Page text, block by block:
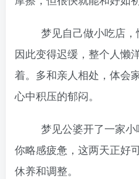
梦见自己做小吃店，
因此变得迟缓，整个人懒
着。多和亲人相处，体会
心中积压的郁闷。
梦见公婆开了一家小
你略感疲惫，这两天正好
休养和调整。